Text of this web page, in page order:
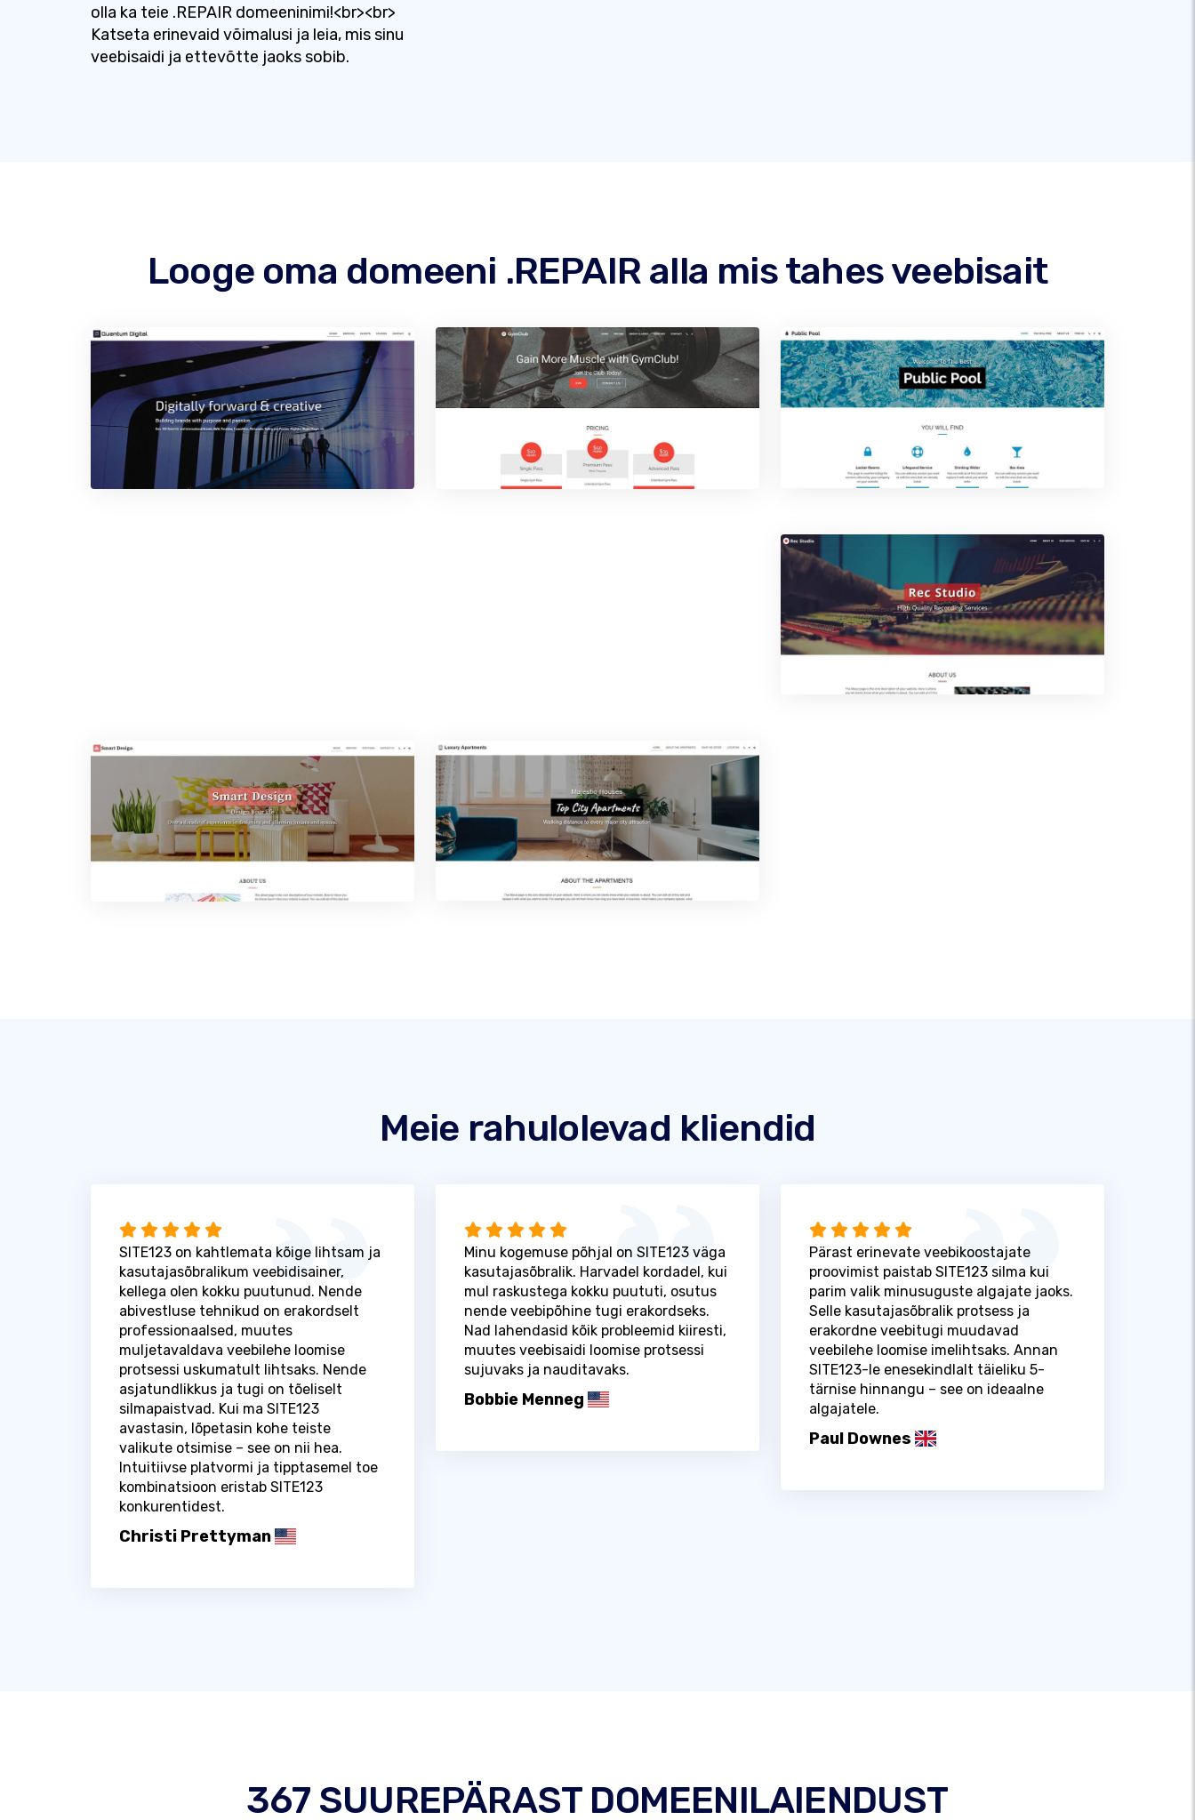
olla ka teie .REPAIR domeeninimi!<br><br>
Katseta erinevaid võimalusi ja leia, mis sinu
veebisaidi ja ettevõtte jaoks sobib.
Looge oma domeeni .REPAIR alla mis tahes veebisait
Meie rahulolevad kliendid
SITE123 on kahtlemata kõige lihtsam ja
kasutajasõbralikum veebidisainer,
kellega olen kokku puutunud. Nende
abivestluse tehnikud on erakordselt
professionaalsed, muutes
muljetavaldava veebilehe loomise
protsessi uskumatult lihtsaks. Nende
asjatundlikkus ja tugi on tõeliselt
silmapaistvad. Kui ma SITE123
avastasin, lõpetasin kohe teiste
valikute otsimise – see on nii hea.
Intuitiivse platvormi ja tipptasemel toe
kombinatsioon eristab SITE123
konkurentidest.
Christi Prettyman
Minu kogemuse põhjal on SITE123 väga
kasutajasõbralik. Harvadel kordadel, kui
mul raskustega kokku puututi, osutus
nende veebipõhine tugi erakordseks.
Nad lahendasid kõik probleemid kiiresti,
muutes veebisaidi loomise protsessi
sujuvaks ja nauditavaks.
Bobbie Menneg
Pärast erinevate veebikoostajate
proovimist paistab SITE123 silma kui
parim valik minusuguste algajate jaoks.
Selle kasutajasõbralik protsess ja
erakordne veebitugi muudavad
veebilehe loomise imelihtsaks. Annan
SITE123-le enesekindlalt täieliku 5-
tärnise hinnangu – see on ideaalne
algajatele.
Paul Downes
367 SUUREPÄRAST DOMEENILAIENDUST